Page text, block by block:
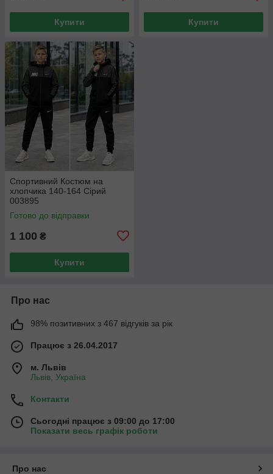
Купити Купити
Спортивний Костюм на
хлопчика 140-164 Сірий
003895
Готово до відправки
1 100 ₴
Купити
Про нас
98% позитивних з 467 відгуків за рік
Працює з 26.04.2017
м. Львів
Львів, Україна
Контакти
Сьогодні працює з 09:00 до 17:00
Показати весь графік роботи
Про нас